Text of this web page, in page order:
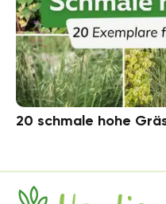
20 schmale hohe